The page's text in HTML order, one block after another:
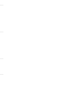
jour sur une
train de
et c'est
(quand les
celles qui
frictions et